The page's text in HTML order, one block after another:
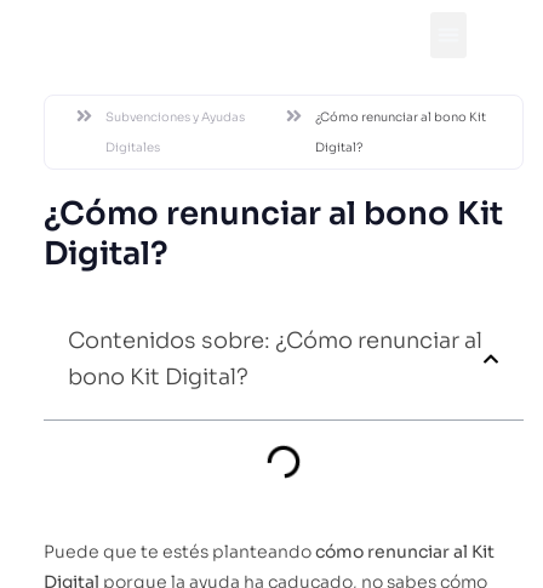
Subvenciones y Ayudas
Digitales
¿Cómo renunciar al bono Kit
Digital?
¿Cómo renunciar al bono Kit
Digital?
Contenidos sobre: ¿Cómo renunciar al
bono Kit Digital?
Puede que te estés planteandocómo renunciar al Kit
Digital porque la ayuda ha caducado, no sabes cómo